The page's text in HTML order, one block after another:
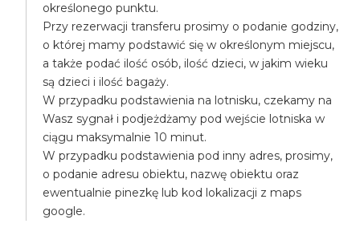
określonego punktu.
Przy rezerwacji transferu prosimy o podanie godziny,
o której mamy podstawić się w określonym miejscu,
a także podać ilość osób, ilość dzieci, w jakim wieku
są dzieci i ilość bagaży.
W przypadku podstawienia na lotnisku, czekamy na
Wasz sygnał i podjeżdżamy pod wejście lotniska w
ciągu maksymalnie 10 minut.
W przypadku podstawienia pod inny adres, prosimy,
o podanie adresu obiektu, nazwę obiektu oraz
ewentualnie pinezkę lub kod lokalizacji z maps
google.